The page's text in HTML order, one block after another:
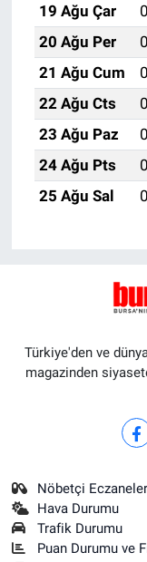
19 Ağu Çar
20 Ağu Per
21 Ağu Cum
22 Ağu Cts
23 Ağu Paz
24 Ağu Pts
25 Ağu Sal
Türkiye'den ve
magazinden
Nöbetçi Eczaneler
Hava Durumu
Trafik Durumu
Puan Durumu ve